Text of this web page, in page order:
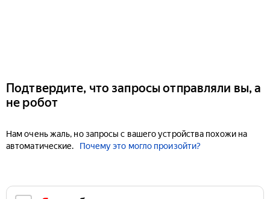
Подтвердите, что запросы отправляли вы, а
не робот
Нам очень жаль, но запросы с вашего устройства похожи на
автоматические.
Почему это могло произойти?